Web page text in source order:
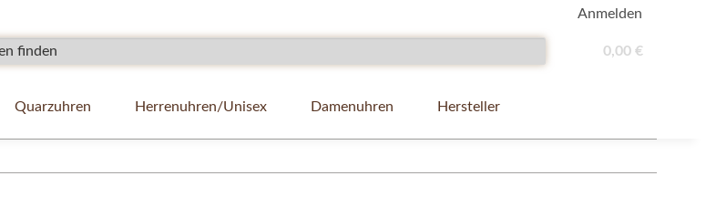
Anmelden
0,00 €
Quarzuhren Herrenuhren/Unisex Damenuhren Hersteller